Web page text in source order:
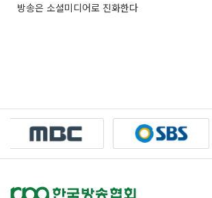
방송은 소셜미디어로 진화한다